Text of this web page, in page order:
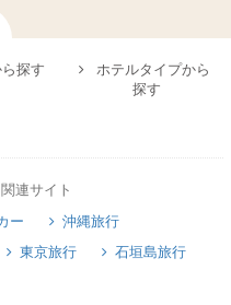
探す
ホテルタイプから
探す
連サイト
ー
沖縄旅行
東京旅行
石垣島旅行